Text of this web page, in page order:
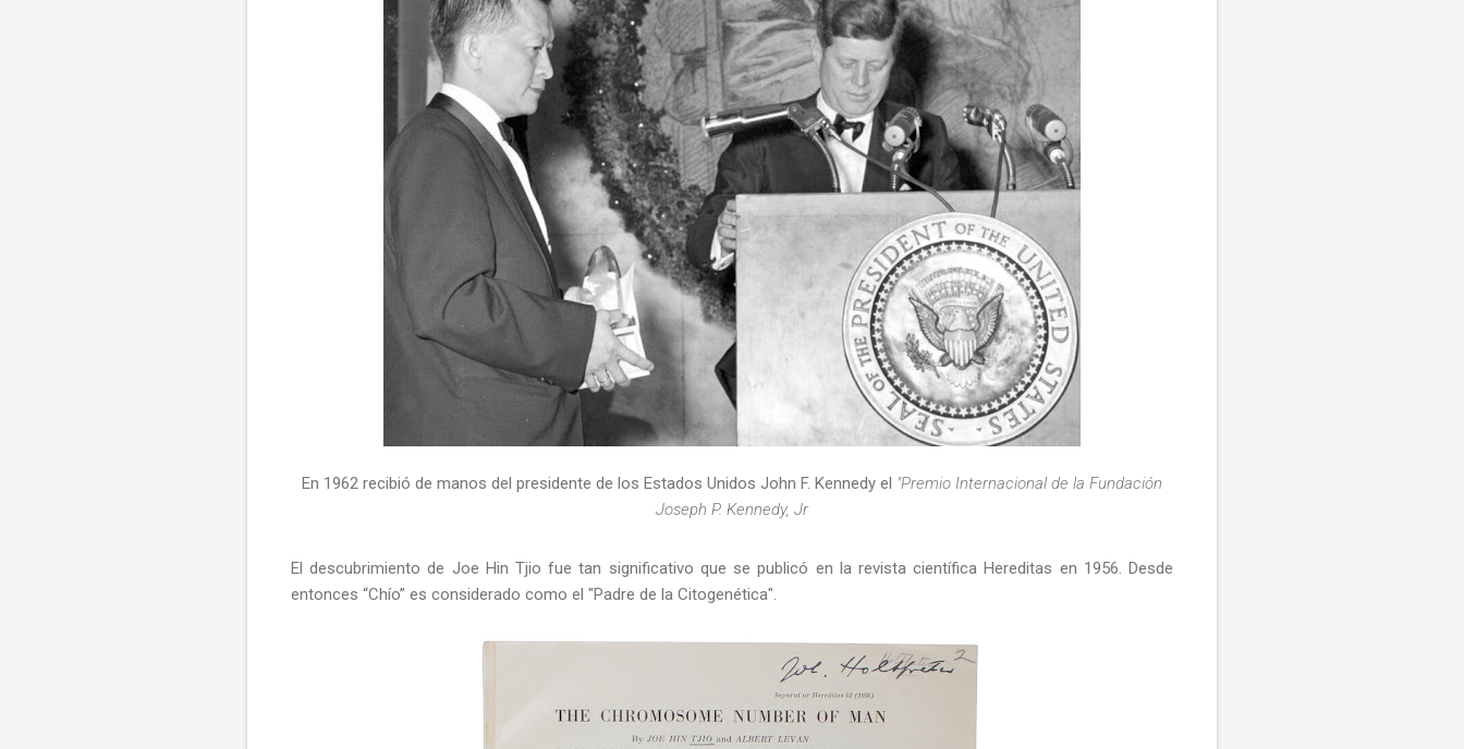
En 1962 recibió de manos del presidente de los Estados Unidos John F. Kennedy el "Premio Internacional de la Fundación
Joseph P. Kennedy, Jr
El descubrimiento de Joe Hin Tjio fue tan significativo que se publicó en la revista científica Hereditas en 1956. Desde
entonces “Chío” es considerado como el "Padre de la Citogenética".